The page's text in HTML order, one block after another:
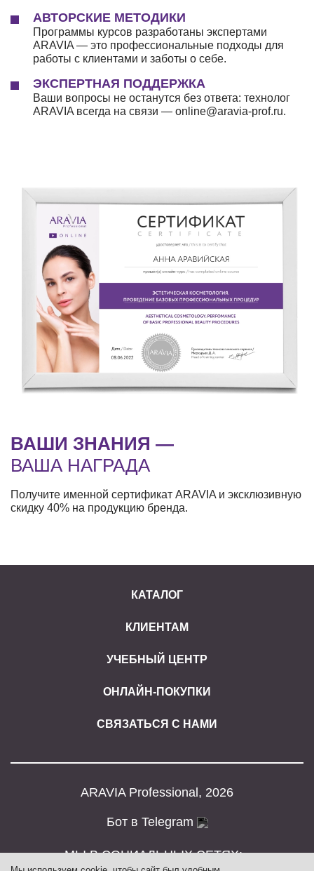
АВТОРСКИЕ МЕТОДИКИ
Программы курсов разработаны экспертами
ARAVIA — это профессиональные подходы для
работы с клиентами и заботы о себе.
ЭКСПЕРТНАЯ ПОДДЕРЖКА
Ваши вопросы не останутся без ответа: технолог
ARAVIA всегда на связи — online@aravia-prof.ru.
ВАШИ ЗНАНИЯ —
ВАША НАГРАДА
Получите именной сертификат ARAVIA и эксклюзивную
скидку 40% на продукцию бренда.
КАТАЛОГ
КЛИЕНТАМ
УЧЕБНЫЙ ЦЕНТР
ОНЛАЙН-ПОКУПКИ
СВЯЗАТЬСЯ С НАМИ
ARAVIA Professional, 2026
Бот в Telegram
МЫ В СОЦИАЛЬНЫХ СЕТЯХ: